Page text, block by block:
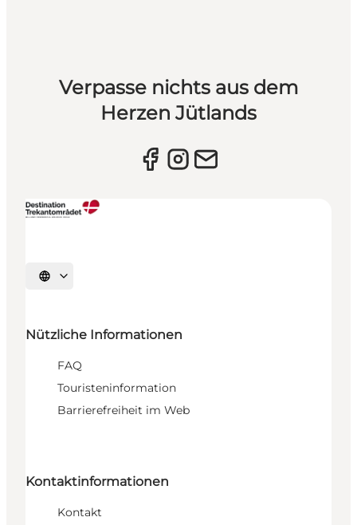
Verpasse nichts aus dem
Herzen Jütlands
Sprache auswählen
Nützliche Informationen
FAQ
Touristeninformation
Barrierefreiheit im Web
Kontaktinformationen
Kontakt